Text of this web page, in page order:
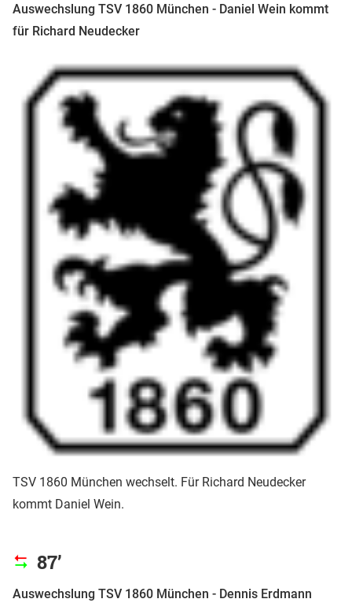
Auswechslung TSV 1860 München - Daniel Wein kommt
für Richard Neudecker
TSV 1860 München wechselt. Für Richard Neudecker
kommt Daniel Wein.
87’
Auswechslung TSV 1860 München - Dennis Erdmann